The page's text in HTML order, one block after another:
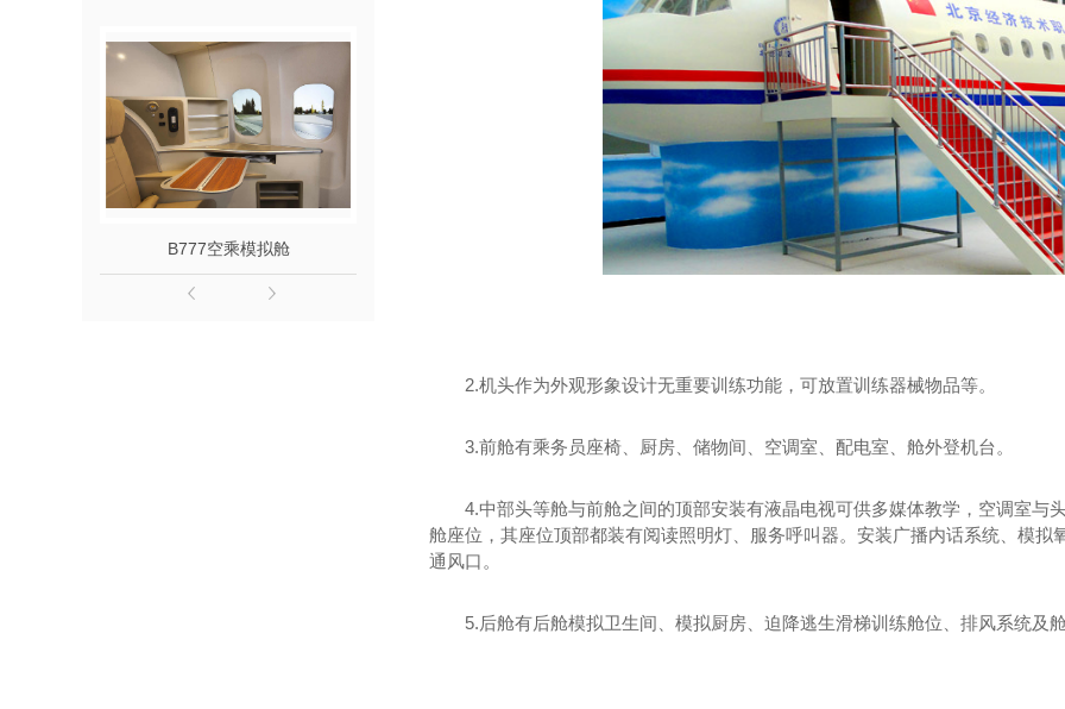
B777空乘模拟舱 （飞豹）歼轰7
2.机头作为外观形象设计无重要训练功能，可放置训练器械物品等。
3.前舱有乘务员座椅、厨房、储物间、空调室、配电室、舱外登机台。
4.中部头等舱与前舱之间的顶部安装有液晶电视可供多媒体教学，空调室与
舱座位，其座位顶部都装有阅读照明灯、服务呼叫器。安装广播内话系统、模
通风口。
5.后舱有后舱模拟卫生间、模拟厨房、迫降逃生滑梯训练舱位、排风系统及